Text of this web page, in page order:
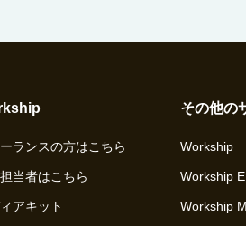
ランスの方はこちら
当者はこちら
アキット
その他の
Workship
Workship
Workship